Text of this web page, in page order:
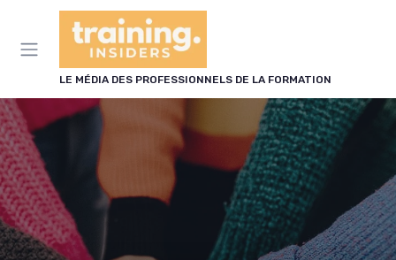
LE MÉDIA DES PROFESSIONNELS DE LA FORMATION
Panneau de gestion des cookies